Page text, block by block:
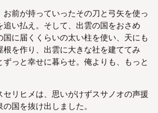
お前が持っていったその刀と弓矢を使っ
追い払え。そして、出雲の国をおさめ
国に届くくらいの太い柱を使い、天にも
根を作り、出雲に大きな社を建ててみ
っと幸せに暮らせ。俺よりも、もっと
セリヒメは、思いがけずスサノオの声援
国を抜け出しました。